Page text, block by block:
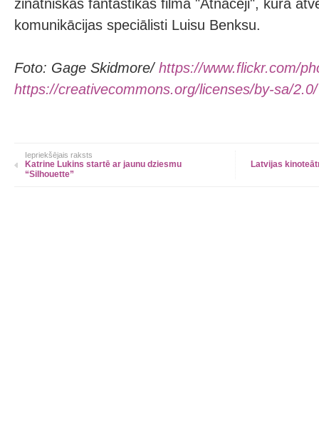
zinātniskās fantastikas filmā "Atnācēji", kurā
komunikācijas speciālisti Luisu Benksu.
Foto: Gage Skidmore/ https://www.flickr.com/
https://creativecommons.org/licenses/by-sa/2.0/
Iepriekšējais raksts
Katrine Lukins startē ar jaunu dziesmu
“Silhouette”
Latvijas